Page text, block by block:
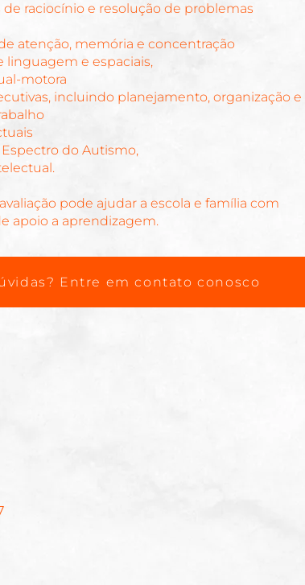
de raciocínio e resolução de problemas
atenção, memória e concentração
linguagem e espaciais,
motora
incluindo planejamento, organização e
do Autismo,
pode ajudar a escola e família com
apoio a aprendizagem.
Entre em contato conosco